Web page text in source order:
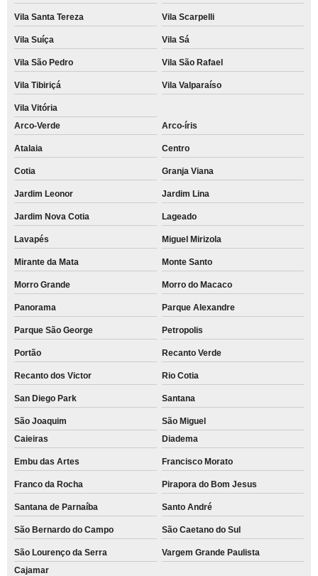
Vila Santa Tereza Vila Scarpelli
Vila Suíça Vila Sá
Vila São Pedro Vila São Rafael
Vila Tibiriçá Vila Valparaíso
Vila Vitória
Arco-Verde
Arco-íris
Atalaia Centro
Cotia Granja Viana
Jardim Leonor Jardim Lina
Jardim Nova Cotia Lageado
Lavapés Miguel Mirizola
Mirante da Mata Monte Santo
Morro Grande Morro do Macaco
Panorama Parque Alexandre
Parque São George Petropolis
Portão Recanto Verde
Recanto dos Victor Rio Cotia
San Diego Park Santana
São Joaquim
São Miguel
Caieiras
Diadema
Embu das Artes Francisco Morato
Franco da Rocha Pirapora do Bom Jesus
Santana de Parnaíba Santo André
São Bernardo do Campo São Caetano do Sul
São Lourenço da Serra
Vargem Grande Paulista
Cajamar